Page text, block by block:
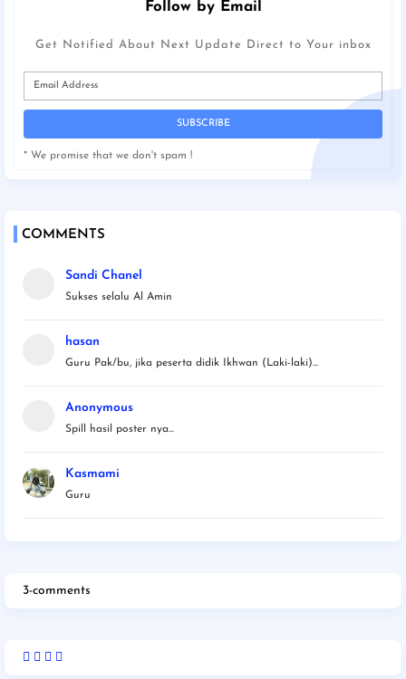
Follow by Email
Get Notified About Next Update Direct to Your inbox
* We promise that we don't spam !
COMMENTS
Sandi Chanel
Sukses selalu Al Amin
hasan
Guru Pak/bu, jika peserta didik Ikhwan (Laki-laki)...
Anonymous
Spill hasil poster nya...
Kasmami
Guru
3-comments